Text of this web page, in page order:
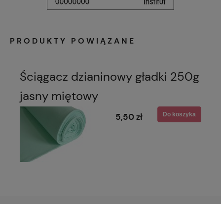
PRODUKTY POWIĄZANE
Ściągacz dzianinowy gładki 250g
jasny miętowy
5,50 zł Do koszyka